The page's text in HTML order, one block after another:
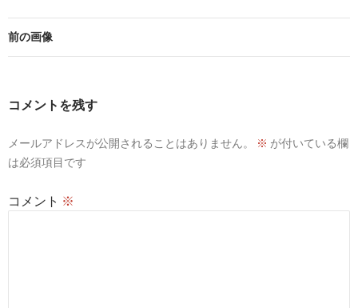
前の画像
コメントを残す
メールアドレスが公開されることはありません。 ※ が付いている欄
は必須項目です
コメント ※